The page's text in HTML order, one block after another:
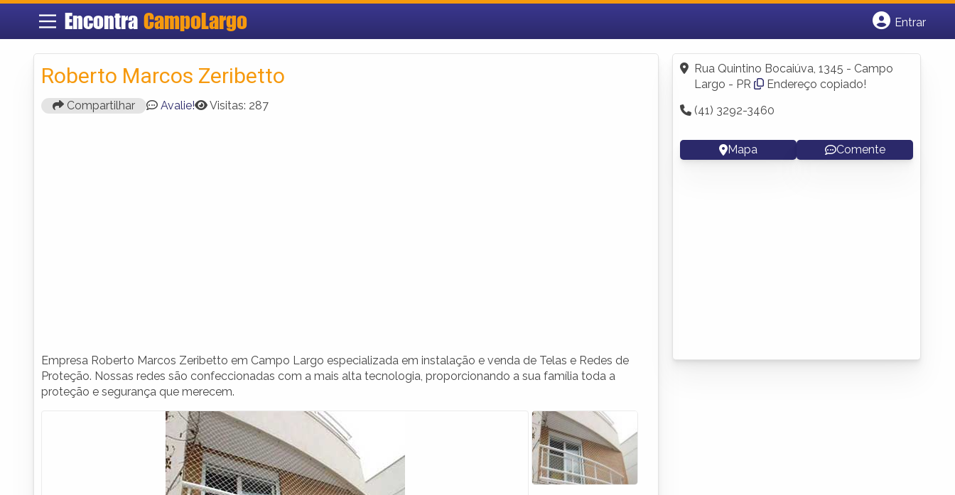
Encontra CampoLargo
Entrar
Fazer login
Criar conta
Roberto Marcos Zeribetto
Compartilhar Avalie! Visitas: 287
Empresa Roberto Marcos Zeribetto em Campo Largo especializada em instalação e venda de Telas e Redes de
Proteção. Nossas redes são confeccionadas com a mais alta tecnologia, proporcionando a sua família toda a
proteção e segurança que merecem.
Rua Quintino Bocaiúva, 1345 - Campo
Largo - PR
Endereço copiado!
(41) 3292-3460
Mapa Comente